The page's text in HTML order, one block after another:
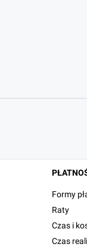
Formy
Raty
Czas i
Czas